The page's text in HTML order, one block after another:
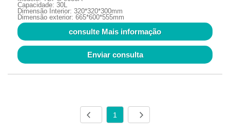
Capacidade: 30L
Dimensão Interior: 320*320*300mm
Dimensão exterior: 665*600*555mm
consulte Mais informação
Enviar consulta
1